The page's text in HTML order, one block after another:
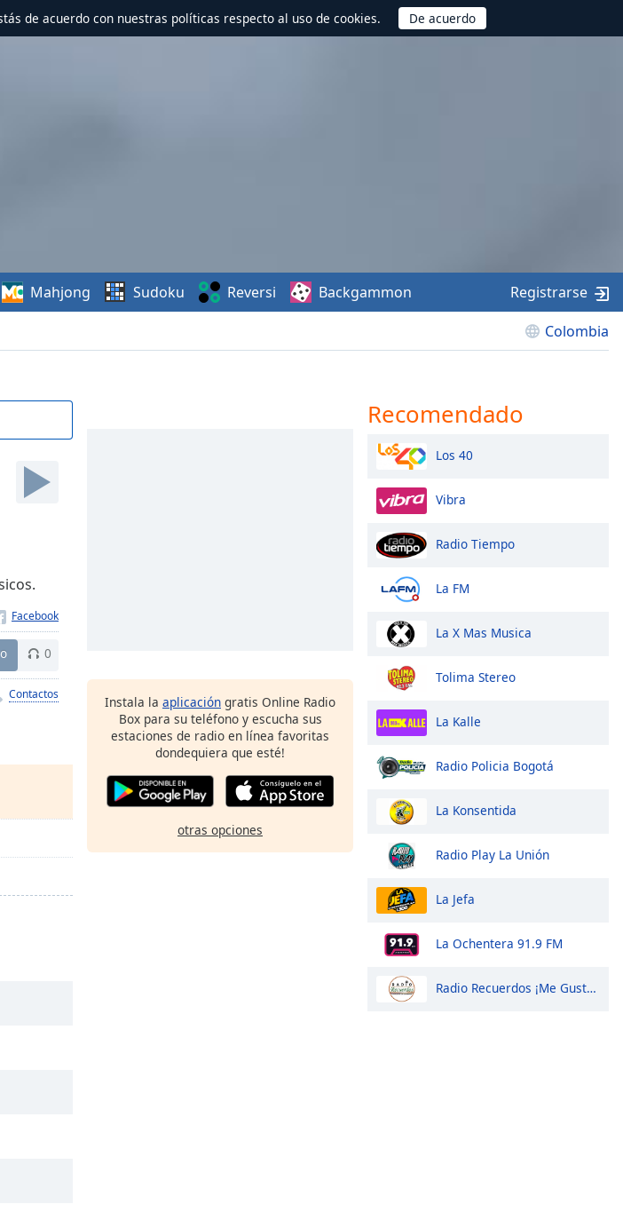
de acuerdo con nuestras políticas respecto al uso de cookies.
Colombia
Mahjong Sudoku Reversi Backgammon Registrarse
0
Contactos Instala la aplicación gratis Online Radio
Box para su teléfono y escucha sus
estaciones de radio en línea favoritas
dondequiera que esté!
otras opciones
Recomendado
Los 40
Vibra
Radio Tiempo
La FM
La X Mas Musica
Tolima Stereo
La Kalle
Radio Policia Bogotá
La Konsentida
Radio Play La Unión
La Jefa
La Ochentera 91.9 FM
Radio Recuerdos ¡Me Gusta Más!